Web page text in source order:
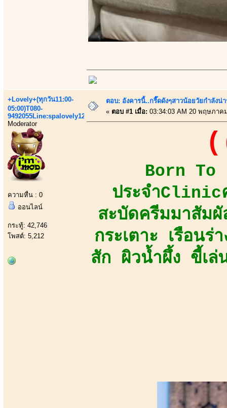
+Lovely+(ทุกวัน11:00-
05:00)T080-
9492055Line:spalovely123
Moderator
ความหื่น : 0
ออนไลน์
กระทู้: 42,746
โพสต์: 5,212
ตอบ: อังคารนี้..กรี๊ดดังๆสาวน้อยวัยกำลัง
« ตอบ #1 เมื่อ: 03:34:03 AM 20 พฤษภาค
Born To
ประจำClinic
สะบัดครีมมาสัมผั
กระเตาะ เรือน
สัก ผิวน้ำผึ้ง ขี้เล่